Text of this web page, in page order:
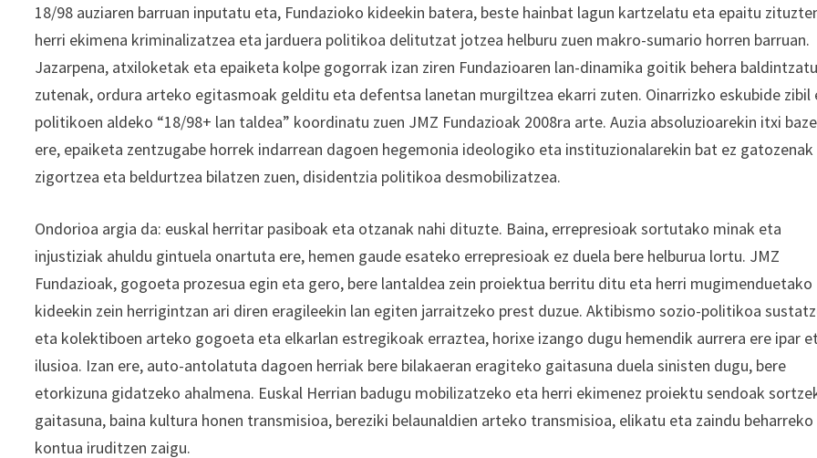
18/98 auziaren barruan inputatu eta, Fundazioko kideekin batera, beste hainbat lagun kartzelatu eta epaitu
herri ekimena kriminalizatzea eta jarduera politikoa delitutzat jotzea helburu zuen makro-sumario horren barruan.
Jazarpena, atxiloketak eta epaiketa kolpe gogorrak izan ziren Fundazioaren lan-dinamika goitik behera baldintzatu
zutenak, ordura arteko egitasmoak gelditu eta defentsa lanetan murgiltzea ekarri zuten. Oinarrizko eskubide zibil
politikoen aldeko “18/98+ lan taldea” koordinatu zuen JMZ Fundazioak 2008ra arte. Auzia absoluzioarekin itxi
ere, epaiketa zentzugabe horrek indarrean dagoen hegemonia ideologiko eta instituzionalarekin bat ez gatozenak
zigortzea eta beldurtzea bilatzen zuen, disidentzia politikoa desmobilizatzea.
Ondorioa argia da: euskal herritar pasiboak eta otzanak nahi dituzte. Baina, errepresioak sortutako minak eta
injustiziak ahuldu gintuela onartuta ere, hemen gaude esateko errepresioak ez duela bere helburua lortu. JMZ
Fundazioak, gogoeta prozesua egin eta gero, bere lantaldea zein proiektua berritu ditu eta herri mugimenduetako
kideekin zein herrigintzan ari diren eragileekin lan egiten jarraitzeko prest duzue. Aktibismo sozio-politikoa
eta kolektiboen arteko gogoeta eta elkarlan estregikoak erraztea, horixe izango dugu hemendik aurrera ere ipar
ilusioa. Izan ere, auto-antolatuta dagoen herriak bere bilakaeran eragiteko gaitasuna duela sinisten dugu, bere
etorkizuna gidatzeko ahalmena. Euskal Herrian badugu mobilizatzeko eta herri ekimenez proiektu sendoak
gaitasuna, baina kultura honen transmisioa, bereziki belaunaldien arteko transmisioa, elikatu eta zaindu beharreko
kontua iruditzen zaigu.